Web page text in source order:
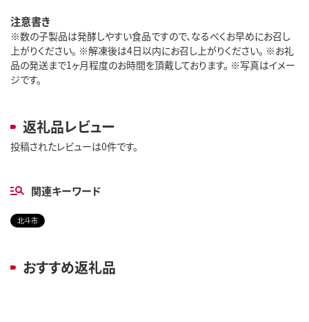
注意書き
※数の子製品は発酵しやすい食品ですので、なるべくお早めにお召し
上がりください。 ※解凍後は4日以内にお召し上がりください。 ※お礼
品の発送まで1ヶ月程度のお時間を頂戴しております。 ※写真はイメー
ジです。
返礼品レビュー
投稿されたレビューは0件です。
関連キーワード
北斗市
おすすめ返礼品